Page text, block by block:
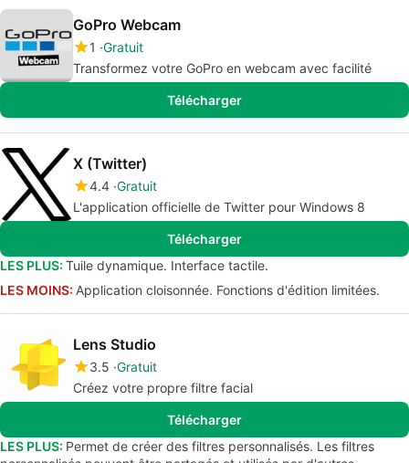
GoPro Webcam
1 Gratuit
Transformez votre GoPro en webcam avec facilité
Télécharger
X (Twitter)
4.4 Gratuit
L'application officielle de Twitter pour Windows 8
Télécharger
LES PLUS: Tuile dynamique. Interface tactile.
LES MOINS: Application cloisonnée. Fonctions d'édition limitées.
Lens Studio
3.5 Gratuit
Créez votre propre filtre facial
Télécharger
LES PLUS: Permet de créer des filtres personnalisés. Les filtres